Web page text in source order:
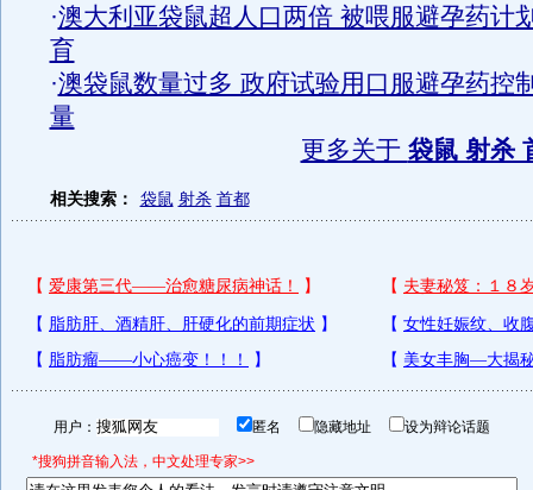
·澳大利亚袋鼠超人口两倍 被喂服避孕药计
育
·澳袋鼠数量过多 政府试验用口服避孕药控
量
更多关于 袋鼠 射杀
相关搜索： 袋鼠 射杀 首都
用户： 匿名 隐藏地址 设为辩论话题
*搜狗拼音输入法，中文处理专家>>